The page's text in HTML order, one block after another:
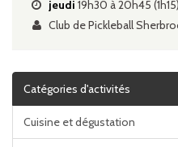
jeudi 19h30 à 20h45 (1h15)
Club de Pickleball
Catégories d'activités
Cuisine et dégustation